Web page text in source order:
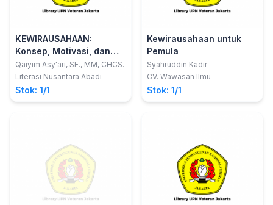
KEWIRAUSAHAAN:
Konsep, Motivasi, dan
Etika
Qaiyim Asy'ari, SE., MM, CHCS.
Literasi Nusantara Abadi
Stok: 1/1
Kewirausahaan untuk
Pemula
Syahruddin Kadir
CV. Wawasan Ilmu
Stok: 1/1